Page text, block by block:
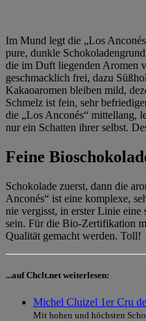
Im Mund legt die „Los
pure, dunkle
die im Duft liegenden Aromen
geschmacklich frei, dazu
Kakaoaromen bleiben mild,
Schmelz ist fein, sehr
die „Los Anconés“ mittellang,
nur ein Schatten ihrer selbst.
Feine
Schokolade zuerst, dann die
Anconés“ ist eine komplexe,
nie vergisst, in erster Linie eine
sein. Für die Bio-Zertifikation
Qualität gemacht werden. Toll!
...auf Chclt.net weiterlesen:
Michel Cluizel 1er Cru
Mit hohen und höchsten